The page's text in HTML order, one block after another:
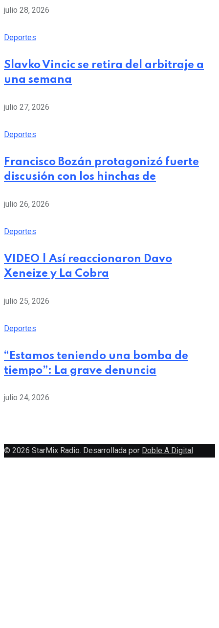
julio 28, 2026
Deportes
Slavko Vincic se retira del arbitraje a
una semana
julio 27, 2026
Deportes
Francisco Bozán protagonizó fuerte
discusión con los hinchas de
julio 26, 2026
Deportes
VIDEO | Así reaccionaron Davo
Xeneize y La Cobra
julio 25, 2026
Deportes
“Estamos teniendo una bomba de
tiempo”: La grave denuncia
julio 24, 2026
© 2026 StarMix Radio. Desarrollada por Doble A Digital